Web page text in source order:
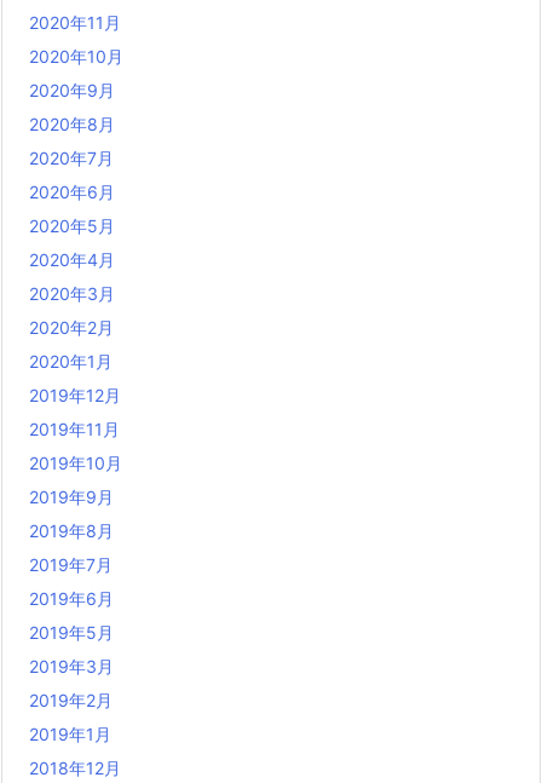
2020年11月
2020年10月
2020年9月
2020年8月
2020年7月
2020年6月
2020年5月
2020年4月
2020年3月
2020年2月
2020年1月
2019年12月
2019年11月
2019年10月
2019年9月
2019年8月
2019年7月
2019年6月
2019年5月
2019年3月
2019年2月
2019年1月
2018年12月